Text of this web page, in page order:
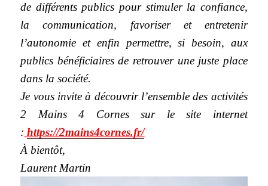
de différents publics pour stimuler la confiance,
la communication, favoriser et entretenir
l’autonomie et enfin permettre, si besoin, aux
publics bénéficiaires de retrouver une juste place
dans la société.
Je vous invite à découvrir l’ensemble des activités
2 Mains 4 Cornes sur le site internet
: https://2mains4cornes.fr/
À bientôt,
Laurent Martin